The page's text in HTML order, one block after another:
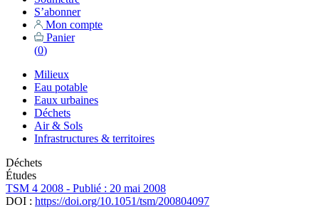
S’abonner
Mon compte
Panier
(0)
Milieux
Eau potable
Eaux urbaines
Déchets
Air & Sols
Infrastructures & territoires
Déchets
Études
TSM 4 2008 - Publié : 20 mai 2008
DOI : https://doi.org/10.1051/tsm/200804097